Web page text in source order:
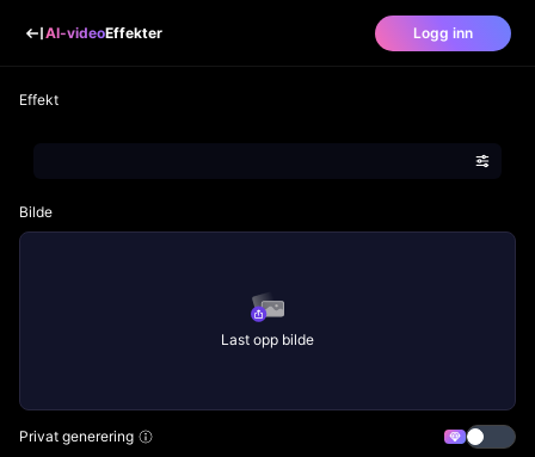
AI-videoEffekter Logg inn
Effekt
Bilde
Last opp bilde
Privat generering